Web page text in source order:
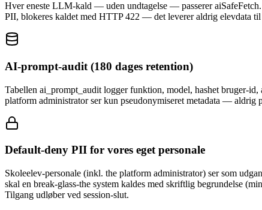
Hver eneste LLM-kald — uden undtagelse — passerer
PII, blokeres kaldet med HTTP 422 — det leverer aldrig elevdata til
AI-prompt-audit (180 dages retention)
Tabellen ai_prompt_audit logger funktion, model, hashet bruger-
platform administrator ser kun pseudonymiseret metadata — aldrig
Default-deny PII for vores eget personale
Skoleelev-personale (inkl. the platform administrator) ser som
skal en break-glass-the system kaldes med skriftlig begrundelse
Tilgang udløber ved session-slut.